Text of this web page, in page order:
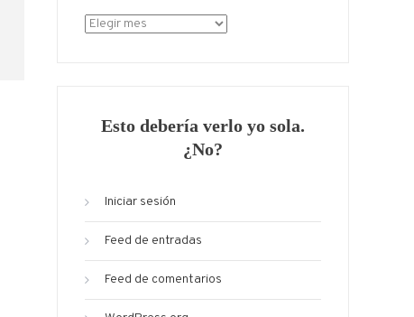
Archivo
Esto debería verlo yo sola.
¿No?
Iniciar sesión
Feed de entradas
Feed de comentarios